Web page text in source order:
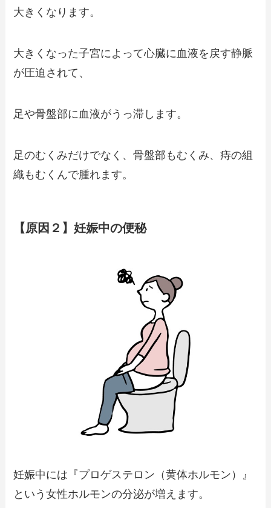
大きくなります。
大きくなった子宮によって心臓に血液を戻す静脈
が圧迫されて、
足や骨盤部に血液がうっ滞します。
足のむくみだけでなく、骨盤部もむくみ、痔の組
織もむくんで腫れます。
【原因２】妊娠中の便秘
妊娠中には『プロゲステロン（黄体ホルモン）』
という女性ホルモンの分泌が増えます。